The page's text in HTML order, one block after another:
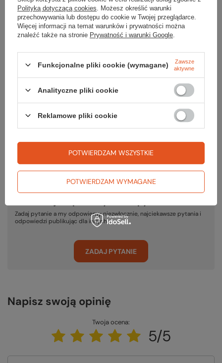
Gwarancja
2 LATA GWARANCJI GOAL ZERO
*Rozwiązania marki Goal Zero objęte są 2-letnią
gwarancją (24 miesiące od daty wystawienia
dokumentu sprzedaży). Na ogniwa bateryjne we
wszystkich technologiach udzielana jest gwarancja 6
miesięcy, chyba że ustalono inaczej.
PODMIOT ODPOWIEDZIALNY ZA TEN PRODUKT NA TERENIE UE
Więcej
Zadaj pytanie a my odpowiemy niezwłocznie, najciekawsze pytania i
odpowiedzi publikując dla innych.
ZADAJ PYTANIE
Napisz swoją opinię
Twoja ocena:
5/5
Polityką dotyczącą cookies . Możesz określić warunki
przechowywania lub dostępu do cookie w Twojej przeglądarce.
Więcej informacji na temat warunków i prywatności można
znaleźć także na stronie Prywatność i warunki Google
Funkcjonalne pliki cookie (wymagane)
Zawsze
aktywne
Analityczne pliki cookie
Reklamowe pliki cookie
POTWIERDZAM WYMAGANE
POTWIERDZAM WSZYSTKIE